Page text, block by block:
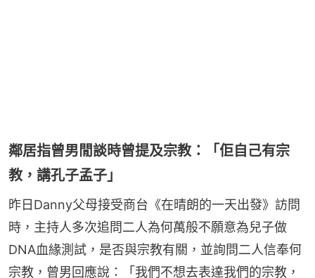
鄰居指曾男閒談時曾提及宗教：「佢自己有宗
教，講孔子孟子」
昨日Danny父母接受商台《在晴朗的一天出發》訪問
時，主持人多次追問二人為何萬般不願意為兒子做
DNA血緣測試，是否與宗教有關，並詢問二人信奉何
宗教，曾男回應說：「我們不想去表達我們的宗教，